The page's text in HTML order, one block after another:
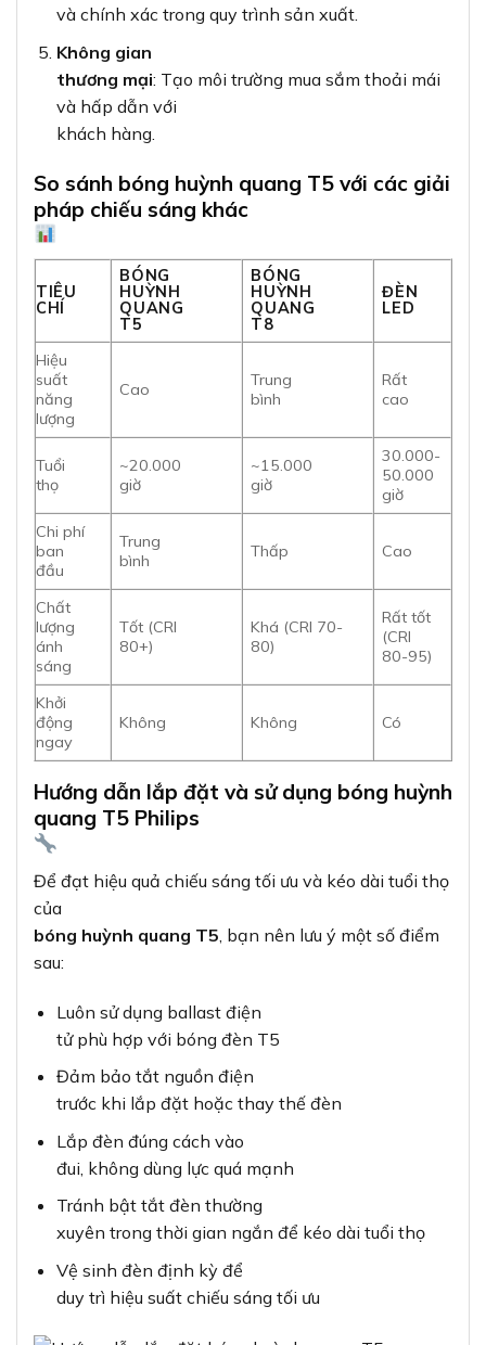
và chính xác trong quy trình sản xuất.
Không gian
thương mại: Tạo môi trường mua sắm thoải mái
và hấp dẫn với
khách hàng.
So sánh bóng huỳnh quang T5 với các giải
pháp chiếu sáng khác
TIÊU
CHÍ
BÓNG
HUỲNH
QUANG
T5
BÓNG
HUỲNH
QUANG
T8
ĐÈN
LED
Hiệu
suất
năng
lượng
Cao
Trung
bình
Rất
cao
Tuổi
thọ
~20.000
giờ
~15.000
giờ
30.000-
50.000
giờ
Chi phí
ban
đầu
Trung
bình
Thấp Cao
Chất
lượng
ánh
sáng
Tốt (CRI
80+)
Khá (CRI 70-
80)
Rất tốt
(CRI
80-95)
Khởi
động
ngay
Không Không Có
Hướng dẫn lắp đặt và sử dụng bóng huỳnh
quang T5 Philips
Để đạt hiệu quả chiếu sáng tối ưu và kéo dài tuổi thọ
của
bóng huỳnh quang T5 , bạn nên lưu ý một số điểm
sau:
Luôn sử dụng ballast điện
tử phù hợp với bóng đèn T5
Đảm bảo tắt nguồn điện
trước khi lắp đặt hoặc thay thế đèn
Lắp đèn đúng cách vào
đui, không dùng lực quá mạnh
Tránh bật tắt đèn thường
xuyên trong thời gian ngắn để kéo dài tuổi thọ
Vệ sinh đèn định kỳ để
duy trì hiệu suất chiếu sáng tối ưu